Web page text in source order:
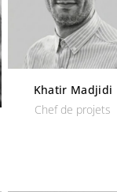
Khatir Madjidi
Chef de projets